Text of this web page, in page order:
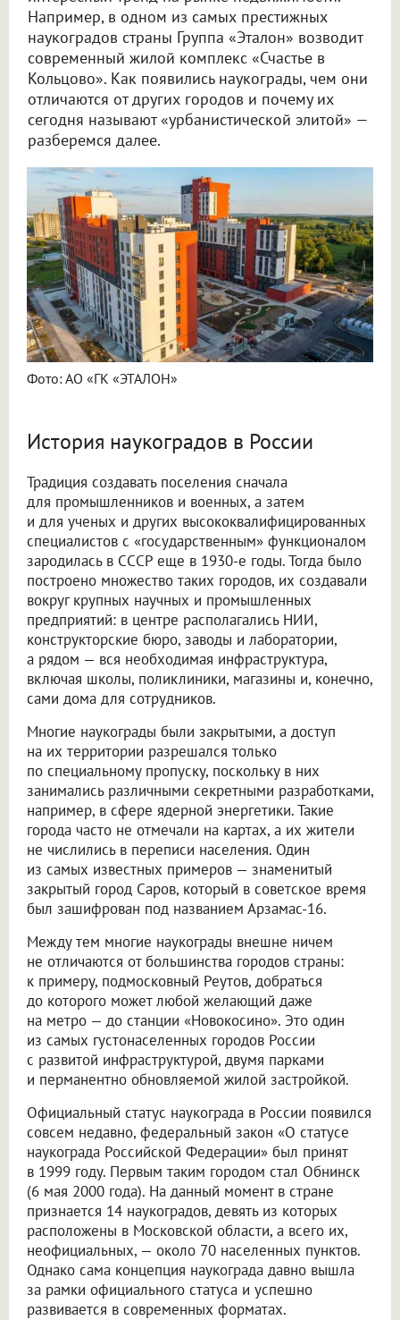
Например, в одном из самых престижных
наукоградов страны Группа «Эталон» возводит
современный жилой комплекс «Счастье в
Кольцово». Как появились наукограды, чем они
отличаются от других городов и почему их
сегодня называют «урбанистической элитой» —
разберемся далее.
Фото: АО «ГК «ЭТАЛОН»
История наукоградов в России
Традиция создавать поселения сначала
для промышленников и военных, а затем
и для ученых и других высококвалифицированных
специалистов с «государственным» функционалом
зародилась в СССР еще в 1930-е годы. Тогда было
построено множество таких городов, их создавали
вокруг крупных научных и промышленных
предприятий: в центре располагались НИИ,
конструкторские бюро, заводы и лаборатории,
а рядом — вся необходимая инфраструктура,
включая школы, поликлиники, магазины и, конечно,
сами дома для сотрудников.
Многие наукограды были закрытыми, а доступ
на их территории разрешался только
по специальному пропуску, поскольку в них
занимались различными секретными разработками,
например, в сфере ядерной энергетики. Такие
города часто не отмечали на картах, а их жители
не числились в переписи населения. Один
из самых известных примеров — знаменитый
закрытый город Саров, который в советское время
был зашифрован под названием Арзамас-16.
Между тем многие наукограды внешне ничем
не отличаются от большинства городов страны:
к примеру, подмосковный Реутов, добраться
до которого может любой желающий даже
на метро — до станции «Новокосино». Это один
из самых густонаселенных городов России
с развитой инфраструктурой, двумя парками
и перманентно обновляемой жилой застройкой.
Официальный статус наукограда в России появился
совсем недавно, федеральный закон «О статусе
наукограда Российской Федерации» был принят
в 1999 году. Первым таким городом стал Обнинск
(6 мая 2000 года). На данный момент в стране
признается 14 наукоградов, девять из которых
расположены в Московской области, а всего их,
неофициальных, — около 70 населенных пунктов.
Однако сама концепция наукограда давно вышла
за рамки официального статуса и успешно
развивается в современных форматах.